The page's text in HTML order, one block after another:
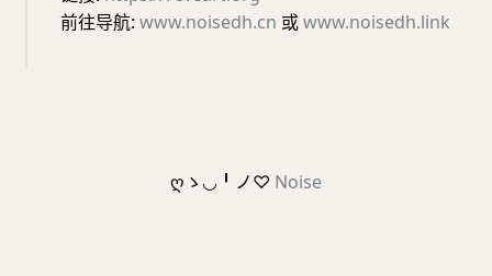
前往导航: www.noisedh.cn 或www.noisedh.link
ღゝ◡╹ノ♡ Noise